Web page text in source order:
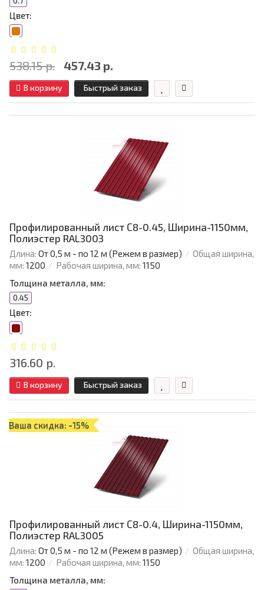
Цвет:
538.15 р. 457.43 р.
В корзину Быстрый заказ
Профилированный лист С8-0.45, Ширина-1150мм,
Полиэстер RAL3003
Длина: От 0,5 м - по 12 м (Режем в размер)
Общая ширина,
мм: 1200 Рабочая ширина, мм: 1150
Толщина металла, мм:
0.45
Цвет:
316.60 р.
В корзину Быстрый заказ
Ваша скидка: -15%
Профилированный лист С8-0.4, Ширина-1150мм,
Полиэстер RAL3005
Длина: От 0,5 м - по 12 м (Режем в размер)
Общая ширина,
мм: 1200 Рабочая ширина, мм: 1150
Толщина металла, мм: